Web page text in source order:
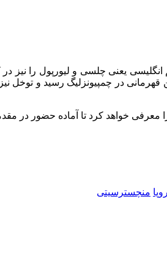
تا آماده حضور در مقدماتی جام جهانی
منچسترسیتی